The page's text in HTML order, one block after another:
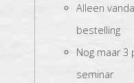
Alleen
bestelling
Nog maar 3
seminar